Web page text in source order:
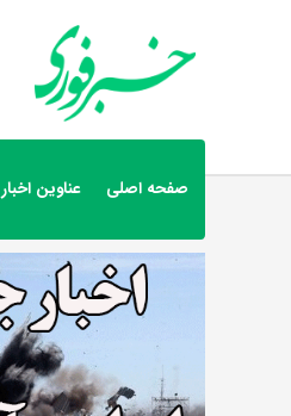
صفحه اصلی عناوین اخبار